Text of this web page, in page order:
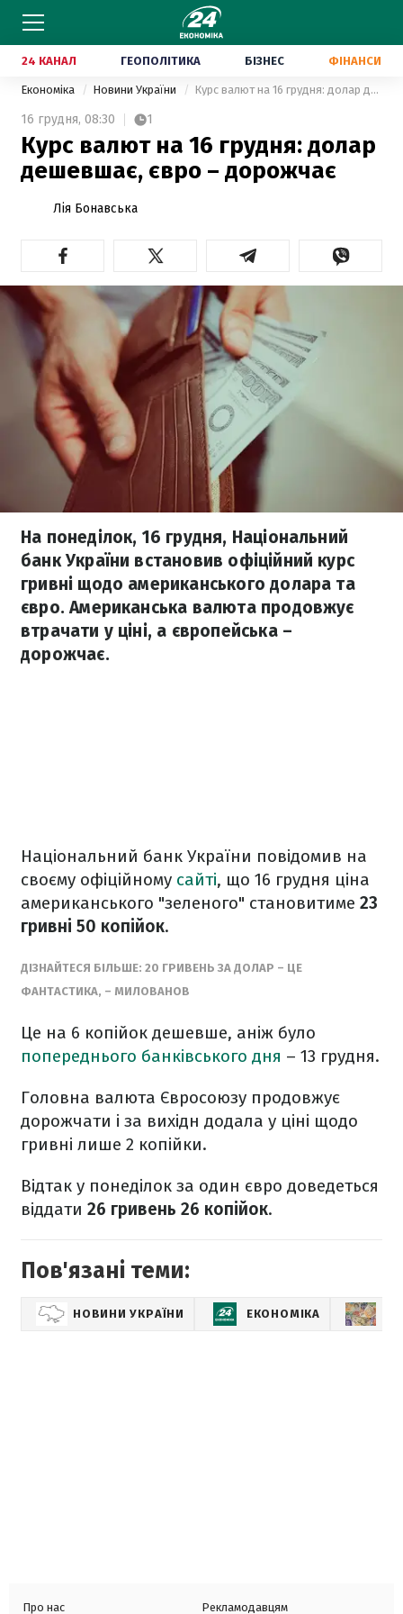
24 КАНАЛ ГЕОПОЛІТИКА БІЗНЕС ФІНАНСИ
Економіка Новини України Курс валют на 16 грудня: долар дешевшає, євро – дорожчає
16 грудня, 08:30 1
Курс валют на 16 грудня: долар
дешевшає, євро – дорожчає
Лія Бонавська
На понеділок, 16 грудня, Національний
банк України встановив офіційний курс
гривні щодо американського долара та
євро. Американська валюта продовжує
втрачати у ціні, а європейська –
дорожчає.
Національний банк України повідомив на
своєму офіційному сайті, що 16 грудня ціна
американського "зеленого" становитиме 23
гривні 50 копійок.
ДІЗНАЙТЕСЯ БІЛЬШЕ: 20 ГРИВЕНЬ ЗА ДОЛАР – ЦЕ
ФАНТАСТИКА, – МИЛОВАНОВ
Це на 6 копійок дешевше, аніж було
попереднього банківського дня – 13 грудня.
Головна валюта Євросоюзу продовжує
дорожчати і за вихідн додала у ціні щодо
гривні лише 2 копійки.
Відтак у понеділок за один євро доведеться
віддати 26 гривень 26 копійок.
Пов'язані теми:
НОВИНИ УКРАЇНИ ЕКОНОМІКА
Про нас
Рекламодавцям